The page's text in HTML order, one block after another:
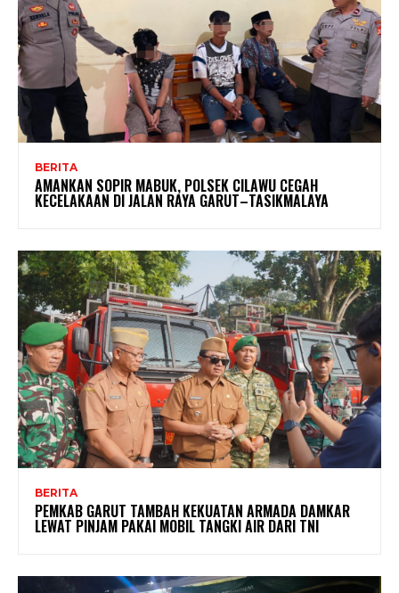
BERITA
AMANKAN SOPIR MABUK, POLSEK CILAWU CEGAH
KECELAKAAN DI JALAN RAYA GARUT–TASIKMALAYA
BERITA
PEMKAB GARUT TAMBAH KEKUATAN ARMADA DAMKAR
LEWAT PINJAM PAKAI MOBIL TANGKI AIR DARI TNI